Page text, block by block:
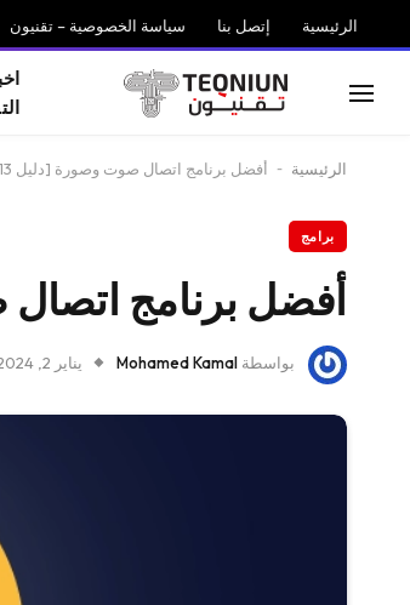
الرئيسية إتصل بنا سياسة الخصوصية – تقنيون
الرئيسية - أفضل برنامج اتصال صوت وصورة [دليل 13 برنامج]
برامج
أفضل برنامج اتصال
بواسطة Mohamed Kamal يناير 2, 2024